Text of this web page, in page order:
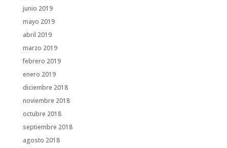
junio 2019
mayo 2019
abril 2019
marzo 2019
febrero 2019
enero 2019
diciembre 2018
noviembre 2018
octubre 2018
septiembre 2018
agosto 2018